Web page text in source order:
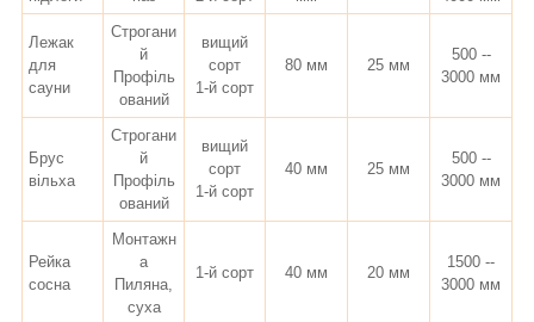
Лежак
для
сауни
Строгани
й
Профіль
ований
вищий
сорт
1-й сорт
80 мм 25 мм
500 --
3000 мм
Брус
вільха
Строгани
й
Профіль
ований
вищий
сорт
1-й сорт
40 мм 25 мм
500 --
3000 мм
Рейка
сосна
Монтажн
а
Пиляна,
суха
1-й сорт 40 мм 20 мм
1500 --
3000 мм